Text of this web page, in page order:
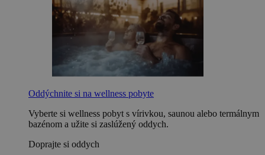
Oddýchnite si na wellness pobyte
Vyberte si wellness pobyt s vírivkou, saunou alebo termálnym
bazénom a užite si zaslúžený oddych.
Doprajte si oddych